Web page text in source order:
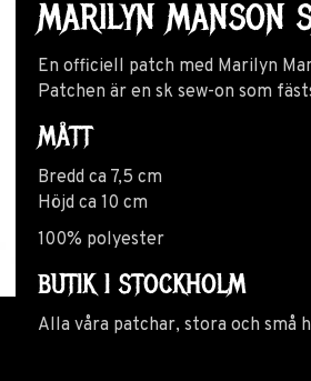
MARILYN MANSON
En officiell patch med Marilyn
Patchen är en sk sew-on som
MÅTT
Bredd ca 7,5 cm
Höjd ca 10 cm
100% polyester
BUTIK I STOCKHOLM
Alla våra patchar, stora och